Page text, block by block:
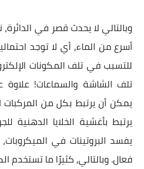
وبالتالي لا يحدث قصر في
أسرع من الماء، أي لا توجد
للتسبب في تلف المكونات
تلف الشاشة والسماعات! علاوة
يمكن أن يرتبط بكل من المركبات
يرتبط بأغشية الخلايا الدهنية
يفسد البروتينات في
فعال. وبالتالي، كثيرًا ما تستخدم